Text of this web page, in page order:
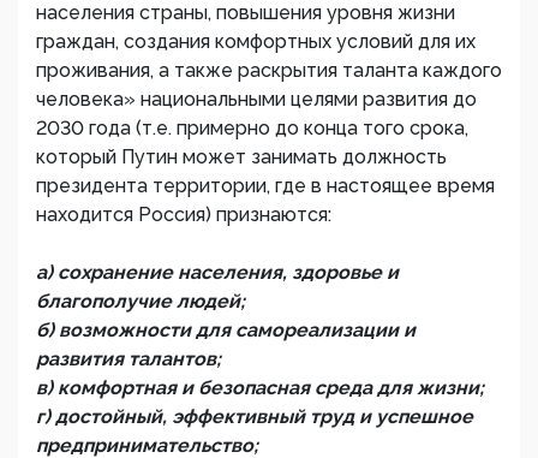
населения страны, повышения уровня жизни
граждан, создания комфортных условий для их
проживания, а также раскрытия таланта каждого
человека» национальными целями развития до
2030 года (т.е. примерно до конца того срока,
который Путин может занимать должность
президента территории, где в настоящее время
находится Россия) признаются:
а) сохранение населения, здоровье и
благополучие людей;
б) возможности для самореализации и
развития талантов;
в) комфортная и безопасная среда для жизни;
г) достойный, эффективный труд и успешное
предпринимательство;